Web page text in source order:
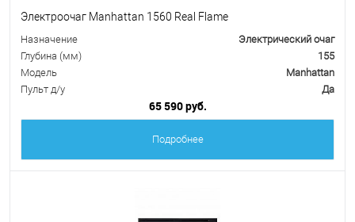
Электроочаг Manhattan 1560 Real Flame
Назначение
Электрический очаг
Глубина (мм)
155
Модель
Manhattan
Пульт д/у
Да
65 590 руб.
Подробнее